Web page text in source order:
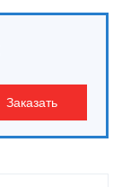
Заказать